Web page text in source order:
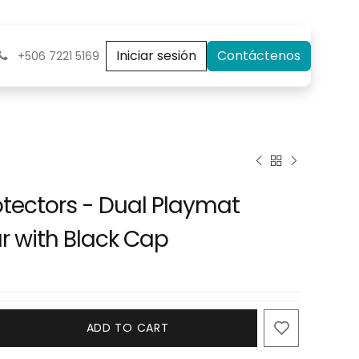
+506 7221 5169 Iniciar sesión Contáctenos
- Dual Playmat
with Black Cap
ADD TO CART